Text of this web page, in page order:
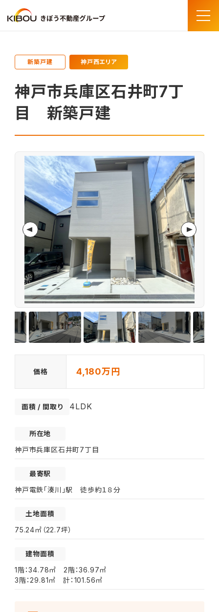
Menu
物件情報
神戸市兵庫区石井町7丁目 新築戸建
新築戸建 神戸西エリア
神戸市兵庫区石井町7丁
目 新築戸建
価格 4,180万円
面積 / 間取り 4LDK
所在地
神戸市兵庫区石井町7丁目
最寄駅
神戸電鉄「湊川」駅 徒歩約１８分
土地面積
75.24㎡（22.7坪）
建物面積
1階：34.78㎡ 2階：36.97㎡
3階：29.81㎡ 計：101.56㎡